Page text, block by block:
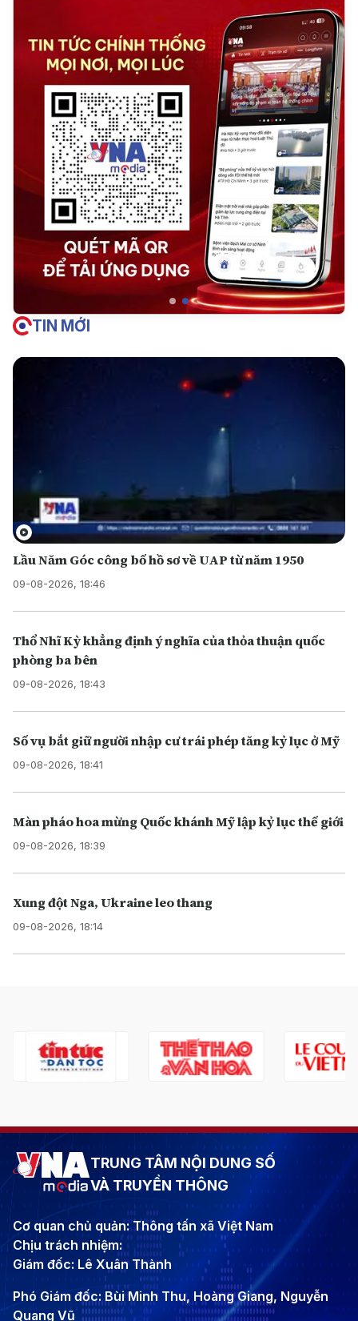
TIN MỚI
Lầu Năm Góc công bố hồ sơ về UAP từ năm 1950
09-08-2026, 18:46
Thổ Nhĩ Kỳ khẳng định ý nghĩa của thỏa thuận quốc
phòng ba bên
09-08-2026, 18:43
Số vụ bắt giữ người nhập cư trái phép tăng kỷ lục ở Mỹ
09-08-2026, 18:41
Màn pháo hoa mừng Quốc khánh Mỹ lập kỷ lục thế giới
09-08-2026, 18:39
Xung đột Nga, Ukraine leo thang
09-08-2026, 18:14
TRUNG TÂM NỘI DUNG SỐ
VÀ TRUYỀN THÔNG
Cơ quan chủ quản: Thông tấn xã Việt Nam
Chịu trách nhiệm:
Giám đốc: Lê Xuân Thành
Phó Giám đốc: Bùi Minh Thu, Hoàng Giang, Nguyễn
Quang Vũ